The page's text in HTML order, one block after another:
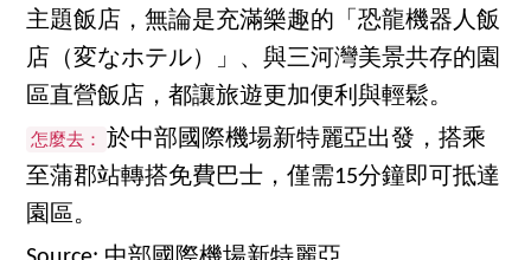
主題飯店，無論是充滿樂趣的「恐龍機器人飯
店（変なホテル）」、與三河灣美景共存的園
區直營飯店，都讓旅遊更加便利與輕鬆。
怎麼去： 於中部國際機場新特麗亞出發，搭乘
至蒲郡站轉搭免費巴士，僅需15分鐘即可抵達
園區。